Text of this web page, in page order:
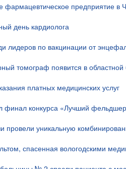
фармацевтическое предприятие в
день кардиолога
лидеров по вакцинации от
томограф появится в
платных медицинских услуг
финал конкурса «Лучший
провели уникальную
спасенная вологодскими